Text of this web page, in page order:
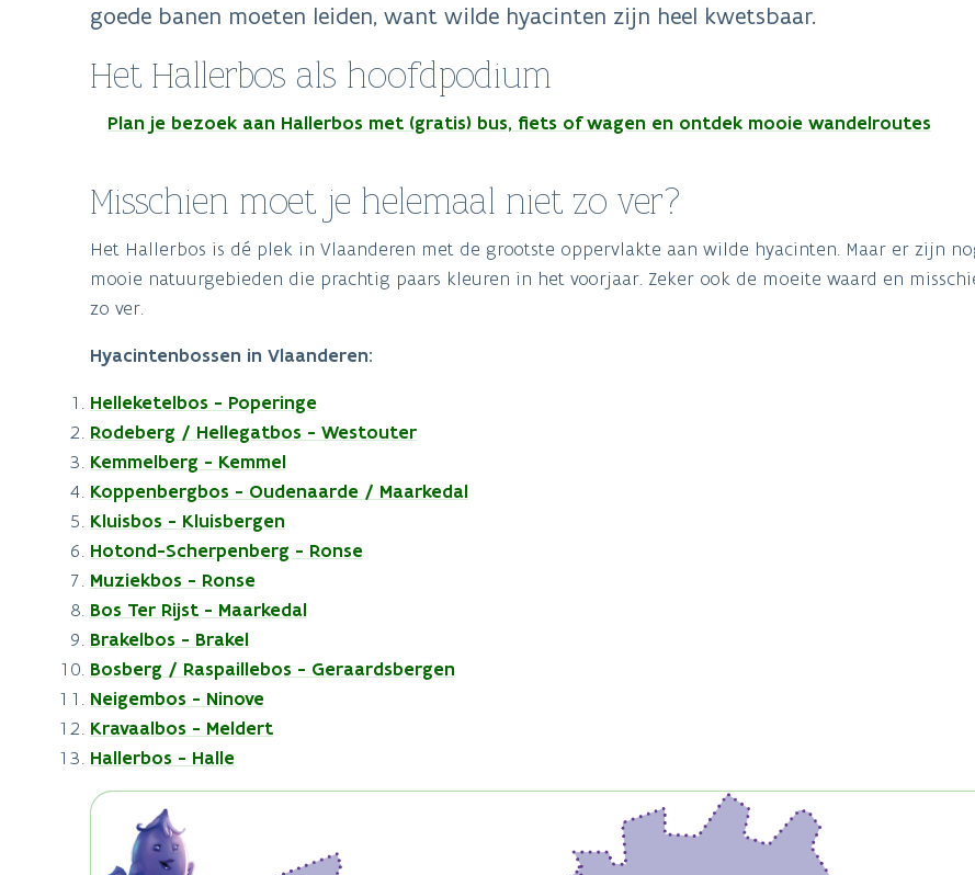
goede banen moeten leiden, want wilde hyacinten zijn heel kwetsbaar.
Het Hallerbos als hoofdpodium
Plan je bezoek aan Hallerbos met (gratis) bus, fiets of wagen en ontdek mooie wandelroutes
Misschien moet je helemaal niet zo ver?
Het Hallerbos is dé plek in Vlaanderen met de grootste oppervlakte aan wilde hyacinten. Maar er zijn
mooie natuurgebieden die prachtig paars kleuren in het voorjaar. Zeker ook de moeite waard en
zo ver.
Hyacintenbossen in Vlaanderen:
Helleketelbos - Poperinge
Rodeberg / Hellegatbos - Westouter
Kemmelberg - Kemmel
Koppenbergbos - Oudenaarde / Maarkedal
Kluisbos - Kluisbergen
Hotond-Scherpenberg - Ronse
Muziekbos - Ronse
Bos Ter Rijst - Maarkedal
Brakelbos - Brakel
Bosberg / Raspaillebos - Geraardsbergen
Neigembos - Ninove
Kravaalbos - Meldert
Hallerbos - Halle